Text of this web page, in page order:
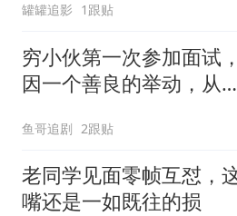
罐罐追影 1跟贴
穷小伙第一次参加面试，
因一个善良的举动，从此
鱼哥追剧 2跟贴
老同学见面零帧互怼，
嘴还是一如既往的损